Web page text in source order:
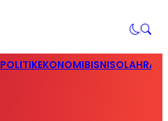
POLITIKEKONOMIBISNIS